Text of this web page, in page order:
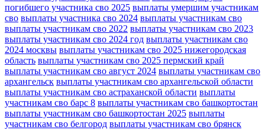
погибшего участника сво 2025 выплаты умершим участникам
сво выплаты участника сво 2024 выплаты участникам сво
выплаты участникам сво 2022 выплаты участникам сво 2023
выплаты участникам сво 2024 год выплаты участникам сво
2024 москвы выплаты участникам сво 2025 нижегородская
область выплаты участникам сво 2025 пермский край
выплаты участникам сво август 2024 выплаты участникам сво
архангельск выплаты участникам сво архангельской области
выплаты участникам сво астраханской области выплаты
участникам сво барс 8 выплаты участникам сво башкортостан
выплаты участникам сво башкортостан 2025 выплаты
участникам сво белгород выплаты участникам сво брянск